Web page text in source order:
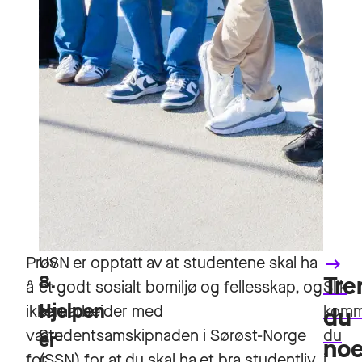
Prøv
å
ikke
være
8.
Hjelpen
er
USN er opptatt av at studentene skal ha
et godt sosialt bomiljø og fellesskap, og
samarbeider med
Studentsamskipnaden i Sørøst-Norge
keyboard_backspace
Slik
du
du